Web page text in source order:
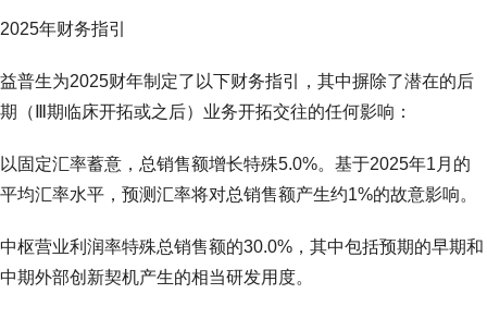
2025年财务指引
益普生为2025财年制定了以下财务指引，其中摒除了潜在的后
期（Ⅲ期临床开拓或之后）业务开拓交往的任何影响：
以固定汇率蓄意，总销售额增长特殊5.0%。基于2025年1月的
平均汇率水平，预测汇率将对总销售额产生约1%的故意影响。
中枢营业利润率特殊总销售额的30.0%，其中包括预期的早期和
中期外部创新契机产生的相当研发用度。